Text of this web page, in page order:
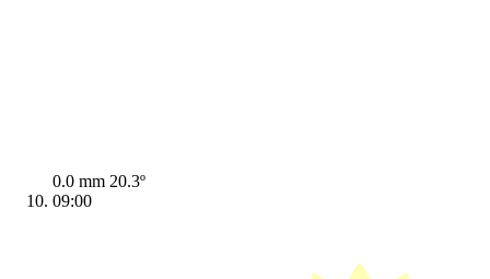
0.0 mm 20.3º
09:00